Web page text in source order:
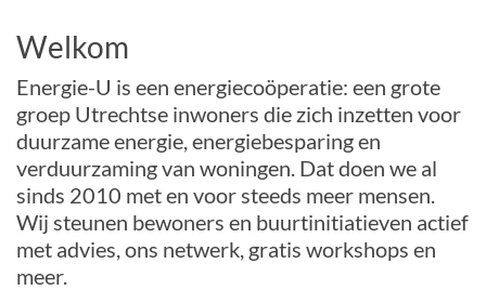
Welkom
Energie-U is een energiecoöperatie: een grote
groep Utrechtse inwoners die zich inzetten voor
duurzame energie, energiebesparing en
verduurzaming van woningen. Dat doen we al
sinds 2010 met en voor steeds meer mensen.
Wij steunen bewoners en buurtinitiatieven actief
met advies, ons netwerk, gratis workshops en
meer.